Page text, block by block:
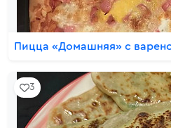
Пицца «Домашняя» с
3